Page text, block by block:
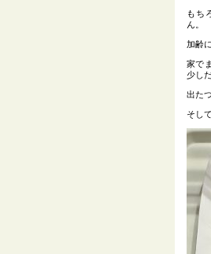
もち
ん。
加齢
家で
少し
出た
そし